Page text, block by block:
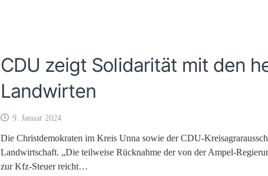
CDU zeigt Solidarität mit den
Landwirten
9. Januar 2024
Die Christdemokraten im Kreis Unna sowie der CDU-
Landwirtschaft. „Die teilweise Rücknahme der von der Ampel-
zur Kfz-Steuer reicht…